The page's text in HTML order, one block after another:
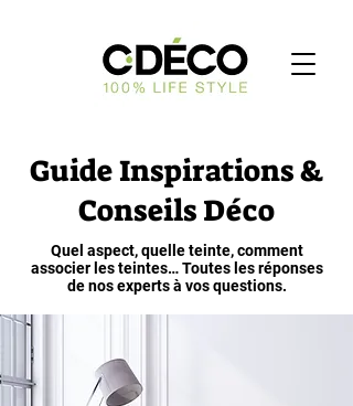
Guide Inspirations &
Conseils Déco
Quel aspect, quelle teinte, comment
associer les teintes… Toutes les réponses
de nos experts à vos questions.